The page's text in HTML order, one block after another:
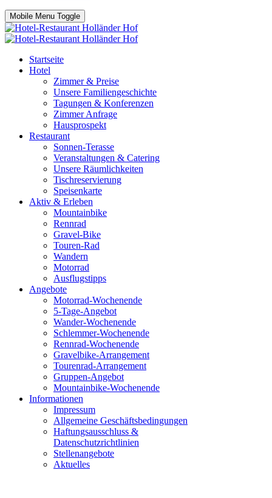
Mobile Menu Toggle
Startseite
Hotel
Zimmer & Preise
Unsere Familiengeschichte
Tagungen & Konferenzen
Zimmer Anfrage
Hausprospekt
Restaurant
Sonnen-Terasse
Veranstaltungen & Catering
Unsere Räumlichkeiten
Tischreservierung
Speisenkarte
Aktiv & Erleben
Mountainbike
Rennrad
Gravel-Bike
Touren-Rad
Wandern
Motorrad
Ausflugstipps
Angebote
Motorrad-Wochenende
5-Tage-Angebot
Wander-Wochenende
Schlemmer-Wochenende
Rennrad-Wochenende
Gravelbike-Arrangement
Tourenrad-Arrangement
Gruppen-Angebot
Mountainbike-Wochenende
Informationen
Impressum
Allgemeine Geschäftsbedingungen
Haftungsausschluss &
Datenschutzrichtlinien
Stellenangebote
Aktuelles